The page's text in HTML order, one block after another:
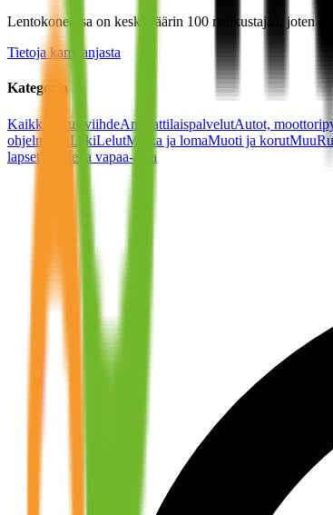
Lentokoneessa on keskimäärin 100 matkustajaa, joten
Tietoja kampanjasta
Kategoria
Kaikki AikuisviihdeAmmattilaispalvelutAutot,
ohjelmistot LakiLelutMatka ja lomaMuoti ja korutMuu
lapset Viihde ja vapaa-aika